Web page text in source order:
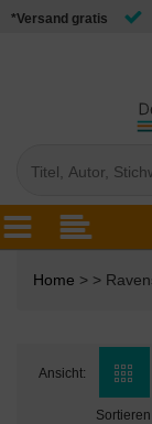
*Versand gratis
Home > >
Ansicht: